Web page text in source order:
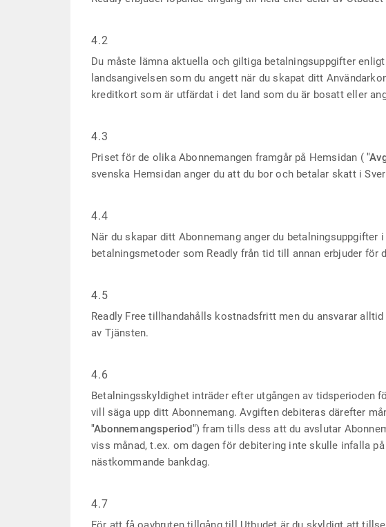
4.2
Du måste lämna aktuella och giltiga betalningsuppgifter
landsangivelsen som du angett när du skapat ditt
kreditkort som är utfärdat i det land som du är bosatt eller
4.3
Priset för de olika Abonnemangen framgår på Hemsidan (
svenska Hemsidan anger du att du bor och betalar skatt i
4.4
När du skapar ditt Abonnemang anger du
betalningsmetoder som Readly från tid till annan erbjuder för
4.5
Readly Free tillhandahålls kostnadsfritt men du ansvarar
av Tjänsten.
4.6
Betalningsskyldighet inträder efter utgången av tidsperioden
vill säga upp ditt Abonnemang. Avgiften debiteras därefter
"Abonnemangsperiod") fram tills dess att du avslutar
viss månad, t.ex. om dagen för debitering inte skulle infalla
nästkommande bankdag.
4.7